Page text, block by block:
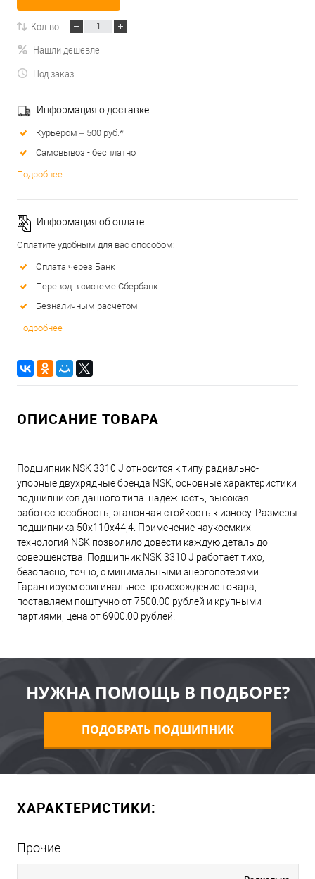
Кол-во:
Нашли дешевле
Под заказ
Информация о доставке
Курьером – 500 руб.*
Самовывоз - бесплатно
Подробнее
Информация об оплате
Оплатите удобным для вас способом:
Оплата через Банк
Перевод в системе Сбербанк
Безналичным расчетом
Подробнее
ОПИСАНИЕ ТОВАРА
Подшипник NSK 3310 J относится к типу радиально-
упорные двухрядные бренда NSK, основные характеристики
подшипников данного типа: надежность, высокая
работоспособность, эталонная стойкость к износу. Размеры
подшипника 50x110x44,4. Применение наукоемких
технологий NSK позволило довести каждую деталь до
совершенства. Подшипник NSK 3310 J работает тихо,
безопасно, точно, с минимальными энергопотерями.
Гарантируем оригинальное происхождение товара,
поставляем поштучно от 7500.00 рублей и крупными
партиями, цена от 6900.00 рублей.
НУЖНА ПОМОЩЬ В ПОДБОРЕ?
ПОДОБРАТЬ ПОДШИПНИК
ХАРАКТЕРИСТИКИ:
Прочие